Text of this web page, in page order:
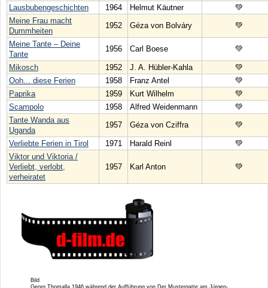
Lausbubengeschichten 1964 Helmut Käutner
💚
Meine Frau macht
Dummheiten
1952 Géza von Bolváry 💚
Meine Tante – Deine
Tante
1956 Carl Boese 💚
Mikosch 1952 J. A. Hübler-Kahla
💚
Ooh... diese Ferien
1958 Franz Antel
💚
Paprika
1959 Kurt Wilhelm
💚
Scampolo
1958 Alfred Weidenmann
💚
Tante Wanda aus
Uganda
1957 Géza von Cziffra 💚
Verliebte Ferien in Tirol 1971 Harald Reinl
💚
Viktor und Viktoria /
Verliebt, verlobt,
verheiratet
1957 Karl Anton 💚
Bild
Georg Thomalla 1946 während der Aufführung von Der Mustergatte am Jürgen-